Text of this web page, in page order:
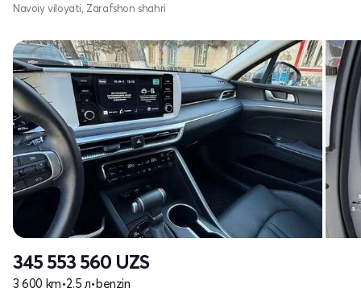
Navoiy viloyati, Zarafshon shahri
345 553 560 UZS
3 600 km•2.5 л•benzin